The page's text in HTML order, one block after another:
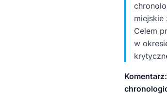
miejskie
Celem
w
Komentarz: